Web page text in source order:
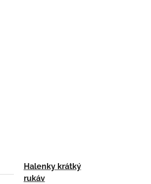
Halenky krátký
rukáv